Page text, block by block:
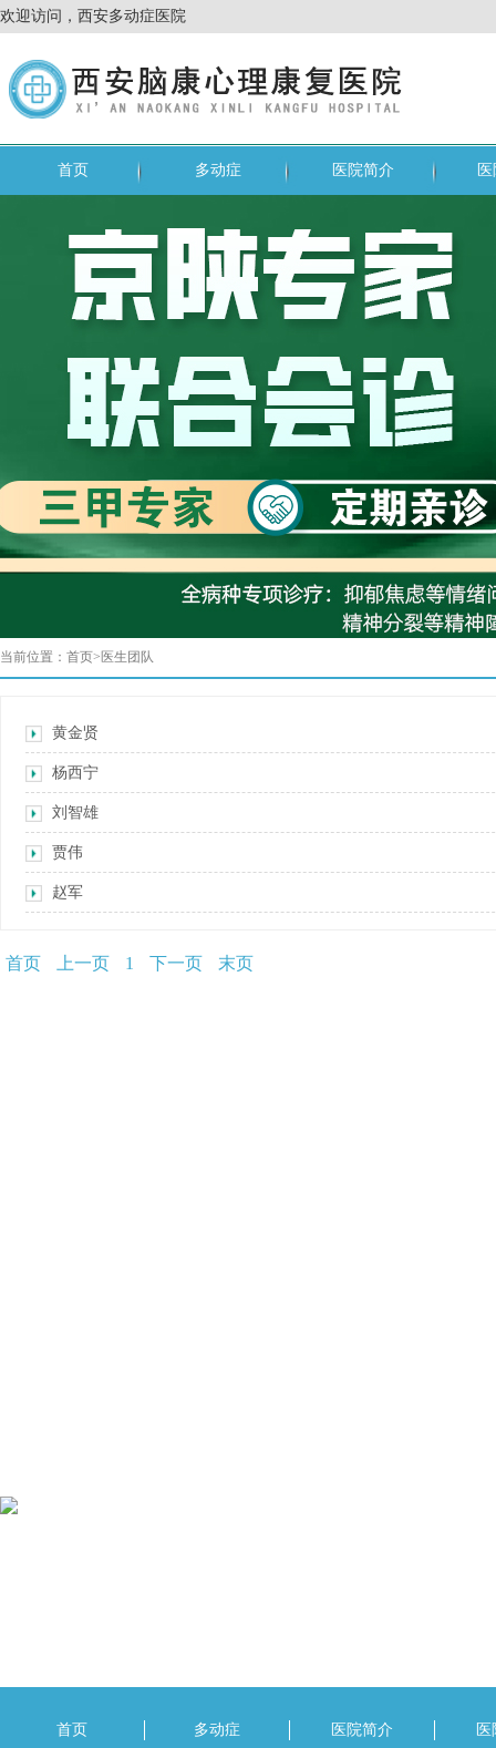
欢迎访问，西安多动症医院
首页 多动症 医院简介
当前位置： 首页> 医生团队
黄金贤
杨西宁
刘智雄
贾伟
赵军
首页 上一页 1 下一页 末页
首页 多动症 医院简介